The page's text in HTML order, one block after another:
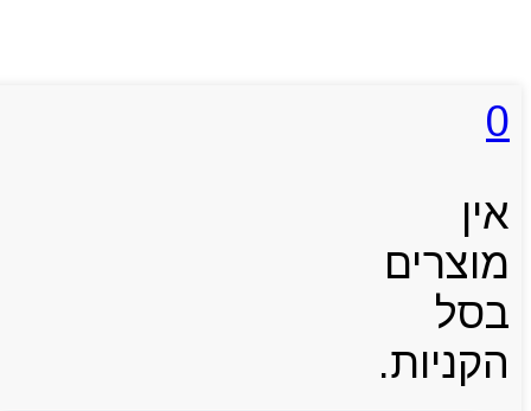
0
אין
מוצרים
בסל
הקניות.